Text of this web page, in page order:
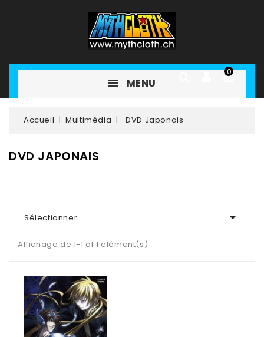
0
MENU
Accueil Multimédia DVD Japonais
DVD JAPONAIS
Sélectionner 
Affichage de 1-1 of 1 élément(s)